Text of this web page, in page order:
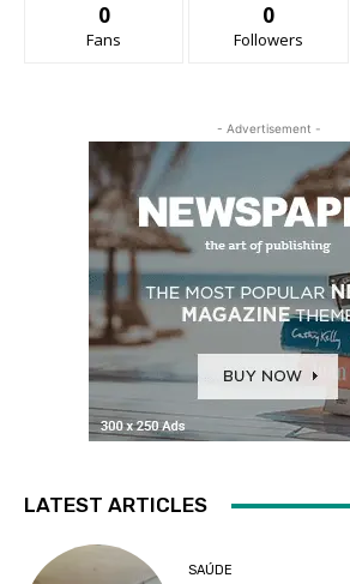
0
Fans
0
Followers
- Advertisement -
LATEST ARTICLES
SAÚDE